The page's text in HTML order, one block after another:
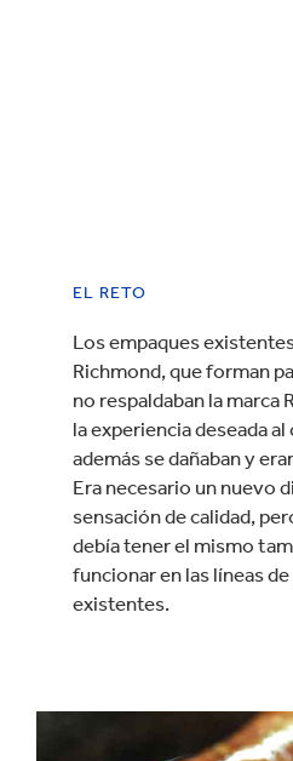
EL RETO
Los empaques
Richmond, que forman
no respaldaban la marca
la experiencia deseada
además se dañaban y
Era necesario un nuevo
sensación de calidad,
debía tener el mismo
funcionar en las líneas
existentes.